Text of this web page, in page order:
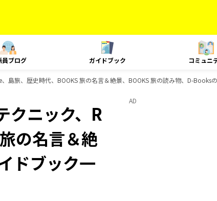
員ブログ ガイドブック コミュニ
島旅、歴史時代、BOOKS 旅の名言＆絶景、BOOKS 旅の読み物、D-Books
クニック、R
の名言＆絶
ドブック一
AD